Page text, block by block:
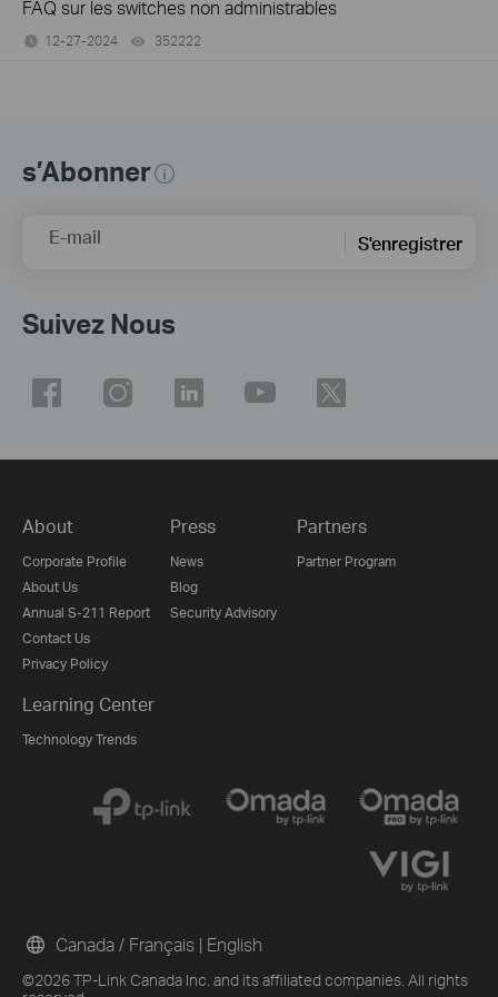
FAQ sur les switches non administrables
12-27-2024 352222
s’Abonner
E-mail S'enregistrer
Suivez Nous
About
Corporate Profile
About Us
Annual S-211 Report
Contact Us
Privacy Policy
Press
News
Blog
Security Advisory
Partners
Partner Program
Learning Center
Technology Trends
©2026 TP-Link Canada Inc. and its affiliated companies. All rights
Canada / Français | English